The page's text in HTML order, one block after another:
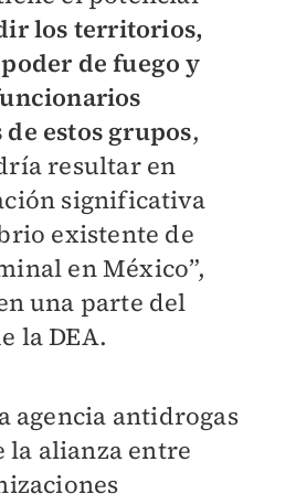
los territorios,
de fuego y
estos grupos,
resultar en
significativa
existente de
en México”,
una parte del
la DEA.
agencia antidrogas
la alianza entre